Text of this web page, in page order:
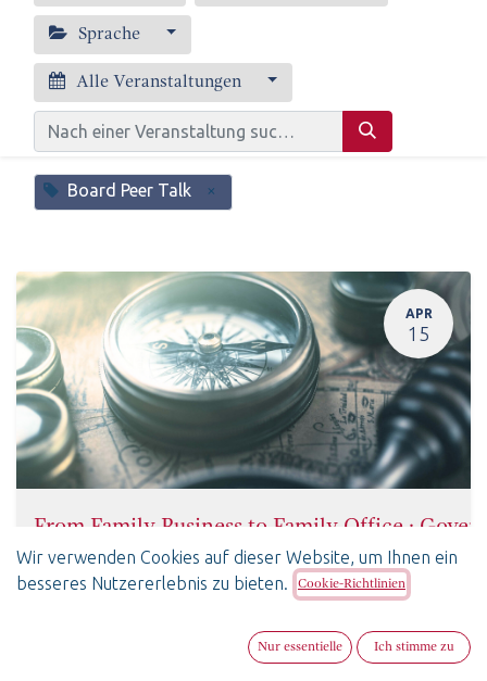
Sprache
Alle Veranstaltungen
Board Peer Talk ×
APR
15
From Family Business to Family Office :
15. April 2026-17:30 (Europe/Zurich)
Zürich,
Anmeldungen extern oder geschlossen
Wir verwenden Cookies auf dieser Website, um Ihnen ein
besseres Nutzererlebnis zu bieten.
Cookie-Richtlinien
Nur essentielle Ich stimme zu